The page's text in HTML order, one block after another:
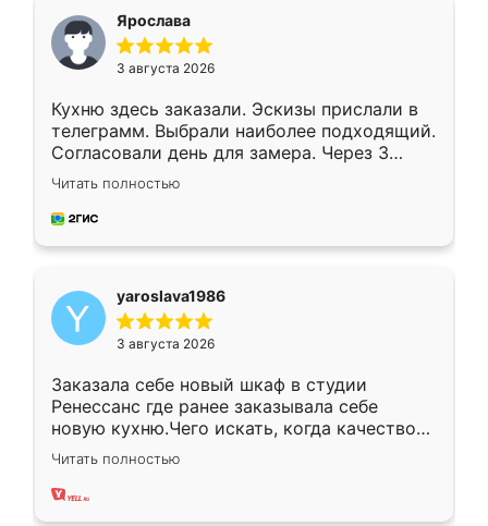
Ярослава
3 августа 2026
Кухню здесь заказали. Эскизы прислали в
телеграмм. Выбрали наиболее подходящий.
Согласовали день для замера. Через 3
недели кухня была уже готова. Остались
довольны работой. Спасибо Ренессанс
мебель за качественную работу!
Читать полностью
yaroslava1986
3 августа 2026
Заказала себе новый шкаф в студии
Ренессанс где ранее заказывала себе
новую кухню.Чего искать, когда качеством
вполне довольна. Служит кухня уже почти
два года, нареканий нет.
Читать полностью